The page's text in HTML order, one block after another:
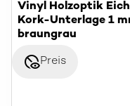
Vinyl Holzoptik
Kork-Unterlage 1
braungrau
disabled_visiblePreis